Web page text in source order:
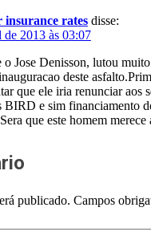
insurance rates disse:
de 2013 às 03:07
o Jose Denisson, lutou
deste
que ele iria renunciar aos
BIRD e sim financiamento
que este homem
publicado. Campos